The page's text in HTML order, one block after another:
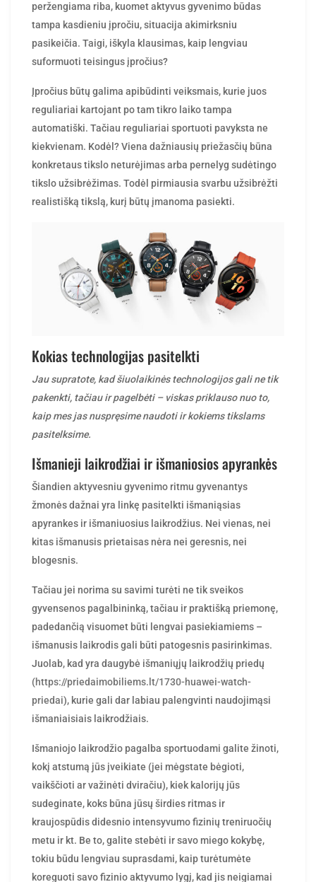
peržengiama riba, kuomet aktyvus gyvenimo būdas
tampa kasdieniu įpročiu, situacija akimirksniu
pasikeičia. Taigi, iškyla klausimas, kaip lengviau
suformuoti teisingus įpročius?
Įpročius būtų galima apibūdinti veiksmais, kurie juos
reguliariai kartojant po tam tikro laiko tampa
automatiški. Tačiau reguliariai sportuoti pavyksta ne
kiekvienam. Kodėl? Viena dažniausių priežasčių būna
konkretaus tikslo neturėjimas arba pernelyg sudėtingo
tikslo užsibrėžimas. Todėl pirmiausia svarbu užsibrėžti
realistišką tikslą, kurį būtų įmanoma pasiekti.
Kokias technologijas pasitelkti
Jau supratote, kad šiuolaikinės technologijos gali ne tik
pakenkti, tačiau ir pagelbėti – viskas priklauso nuo to,
kaip mes jas nuspręsime naudoti ir kokiems tikslams
pasitelksime.
Išmanieji laikrodžiai ir išmaniosios apyrankės
Šiandien aktyvesniu gyvenimo ritmu gyvenantys
žmonės dažnai yra linkę pasitelkti išmaniąsias
apyrankes ir išmaniuosius laikrodžius. Nei vienas, nei
kitas išmanusis prietaisas nėra nei geresnis, nei
blogesnis.
Tačiau jei norima su savimi turėti ne tik sveikos
gyvensenos pagalbininką, tačiau ir praktišką priemonę,
padedančią visuomet būti lengvai pasiekiamiems –
išmanusis laikrodis gali būti patogesnis pasirinkimas.
Juolab, kad yra daugybė išmaniųjų laikrodžių priedų
(https://priedaimobiliems.lt/1730-huawei-watch-
priedai), kurie gali dar labiau palengvinti naudojimąsi
išmaniaisiais laikrodžiais.
Išmaniojo laikrodžio pagalba sportuodami galite žinoti,
kokį atstumą jūs įveikiate (jei mėgstate bėgioti,
vaikščioti ar važinėti dviračiu), kiek kalorijų jūs
sudeginate, koks būna jūsų širdies ritmas ir
kraujospūdis didesnio intensyvumo fizinių treniruočių
metu ir kt. Be to, galite stebėti ir savo miego kokybę,
tokiu būdu lengviau suprasdami, kaip turėtumėte
koreguoti savo fizinio aktyvumo lygį, kad jis neigiamai